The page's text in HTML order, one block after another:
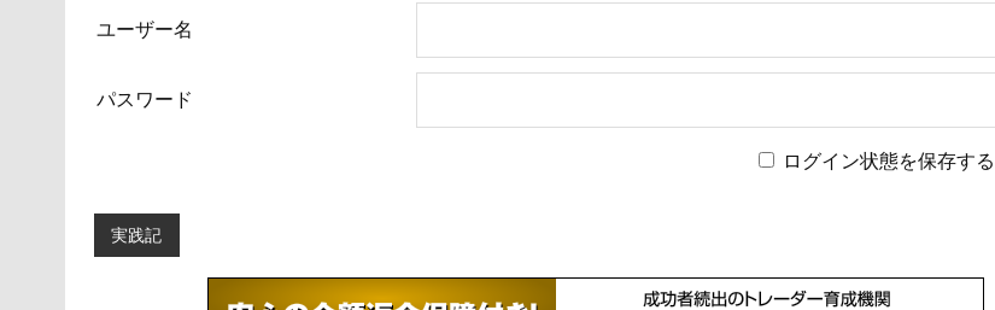
ユーザー名
パスワード
ログイン状態を保存する
実践記